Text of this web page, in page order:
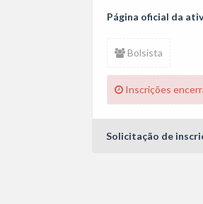
Página oficial da
Bolsista
Inscrições
Solicitação de